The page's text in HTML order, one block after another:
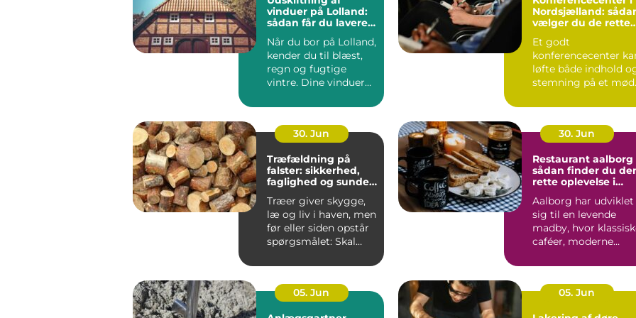
vinduer på Lolland:
sådan får du lavere
Når du bor på Lolland,
kender du til blæst,
regn og fugtige
vintre. Dine vinduer
Nordsjælland:
vælger du de rette
Et godt
konferencecenter
løfte både indhold
stemning på et
30. Jun
Træfældning på
falster: sikkerhed,
faglighed og sunde
Træer giver skygge,
læ og liv i haven, men
før eller siden opstår
spørgsmålet: Skal
30. Jun
Restaurant aalborg
sådan finder du
rette oplevelse i
Aalborg har udviklet
sig til en levende
madby, hvor
caféer, moderne
specialise...
05. Jun
05. Jun